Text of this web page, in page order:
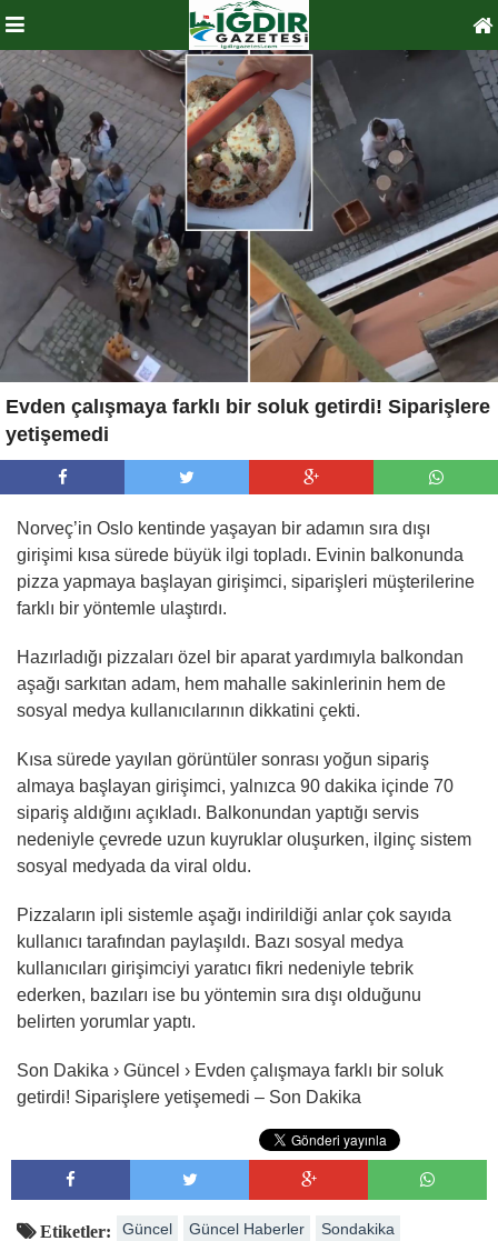
Evden çalışmaya farklı bir soluk getirdi! Siparişlere
yetişemedi
Norveç’in Oslo kentinde yaşayan bir adamın sıra dışı
girişimi kısa sürede büyük ilgi topladı. Evinin balkonunda
pizza yapmaya başlayan girişimci, siparişleri müşterilerine
farklı bir yöntemle ulaştırdı.
Hazırladığı pizzaları özel bir aparat yardımıyla balkondan
aşağı sarkıtan adam, hem mahalle sakinlerinin hem de
sosyal medya kullanıcılarının dikkatini çekti.
Kısa sürede yayılan görüntüler sonrası yoğun sipariş
almaya başlayan girişimci, yalnızca 90 dakika içinde 70
sipariş aldığını açıkladı. Balkonundan yaptığı servis
nedeniyle çevrede uzun kuyruklar oluşurken, ilginç sistem
sosyal medyada da viral oldu.
Pizzaların ipli sistemle aşağı indirildiği anlar çok sayıda
kullanıcı tarafından paylaşıldı. Bazı sosyal medya
kullanıcıları girişimciyi yaratıcı fikri nedeniyle tebrik
ederken, bazıları ise bu yöntemin sıra dışı olduğunu
belirten yorumlar yaptı.
Son Dakika › Güncel › Evden çalışmaya farklı bir soluk
getirdi! Siparişlere yetişemedi – Son Dakika
Etiketler: Güncel Güncel Haberler Sondakika